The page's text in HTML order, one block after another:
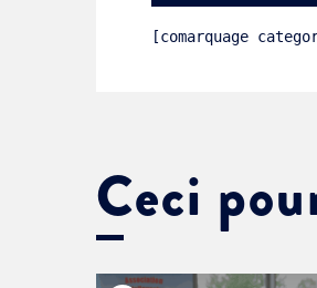
[comarquage
Ceci